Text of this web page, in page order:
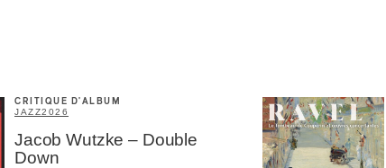
CRITIQUE D'ALBUM
JAZZ2026
Jacob Wutzke – Double
Down